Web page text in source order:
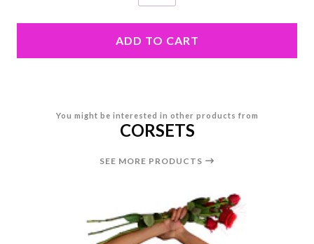
ADD TO CART
You might be interested in other products from
CORSETS
SEE MORE PRODUCTS